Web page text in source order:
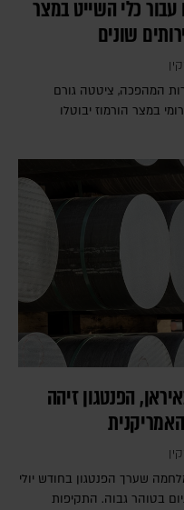
עבור כלי השייט במצר
שונים
המהפכה, ציטטה גורם
במצר הורמוז יבוטלו
הפנטגון זיהה
שערך הפנטגון בחודש יולי
בטוהר גבוה. התקיפות